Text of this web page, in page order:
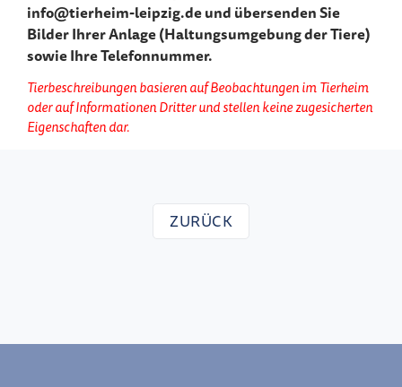
info@tierheim-leipzig.de und übersenden Sie
Bilder Ihrer Anlage (Haltungsumgebung der Tiere)
sowie Ihre Telefonnummer.
Tierbeschreibungen basieren auf Beobachtungen im Tierheim
oder auf Informationen Dritter und stellen keine zugesicherten
Eigenschaften dar.
ZURÜCK